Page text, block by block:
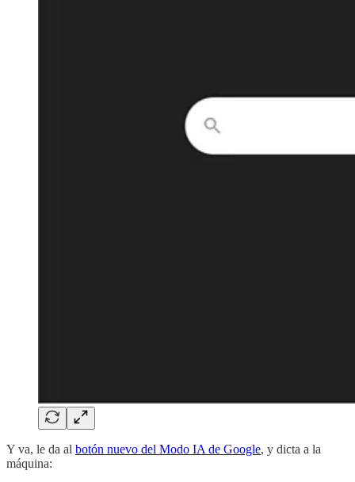
Y va, le da al botón nuevo del Modo IA de Google, y dicta a la
máquina: